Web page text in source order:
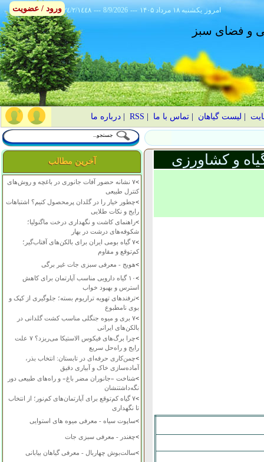
٢٤/٢/١٤٤٨ --- 8/9/2026 --- ۱۴۰۵ يکشنبه ۱۸ مرداد امروز
و فضای سبز
لیست گیاهان |تماس با ما RSS
|درباره ما
آخرین مطالب
>
۷ نشانه حضور آفات جانوری در باغچه و روش‌های
کنترل طبیعی
>چطور خیار را در گلدان پرمحصول کنیم؟ اشتباهات
رایج و نکات طلایی
>راهنمای کاشت و نگهداری درخت ماگنولیا؛
شکوفه‌های درشت در بهار
>
۷ گیاه بومی ایران برای بالکن‌های آفتاب‌گیر؛
کم‌توقع و مقاوم
>هویج - معرفی سبزی جات غیر برگی
>
۱۰ گیاه دارویی مناسب آپارتمان برای کاهش
استرس و بهبود خواب
>ترفندهای تهویه تراریوم بسته؛ جلوگیری از کپک و
بوی نامطبوع
>
۷ بری و میوه جنگلی مناسب کشت گلدانی در
بالکن‌های ایرانی
>
چرا برگ‌های فیکوس الاستیکا می‌ریزد؟ ۷ علت
رایج و راه‌حل سریع
>چمن‌کاری حرفه‌ای در تابستان: انتخاب بذر،
آماده‌سازی خاک و آبیاری دقیق
>شناخت «جانوران مضر باغ» و راه‌های طبیعی دور
نگه‌داشتنشان
>
۷ گیاه کم‌توقع برای آپارتمان‌های کم‌نور؛ از انتخاب
تا نگهداری
>ساپوت سیاه - معرفی میوه های استوایی
>چغندر - معرفی سبزی جات
>سالت‌بوش چهاربال - معرفی گیاهان بیابانی
و کشاورزی
ورود / عضویت